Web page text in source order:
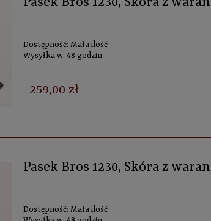
Dostępność: Mała ilość
Wysyłka w: 48 godzin
259,00 zł
Pasek Bros 1230, Skóra z
Dostępność: Mała ilość